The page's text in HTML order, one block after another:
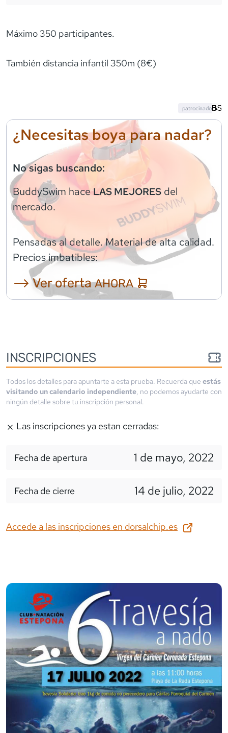
Máximo 350 participantes.
También distancia infantil 350m (8€)
¿Necesitas boya para nadar?
No sigas buscando:
BuddySwim haceLAS MEJORES del
mercado.
Pensadas al detalle. Material de alta calidad.
Precios imbatibles:
⟶ Ver ofertaAHORA
patrocinado
INSCRIPCIONES
Todos los detalles para apuntarte a esta prueba. Recuerda que estás
visitando un calendario independiente, no podemos ayudarte con
ningún detalle sobre tu inscripción personal.
Las inscripciones ya estan cerradas:
Fecha de apertura 1 de mayo, 2022
Fecha de cierre 14 de julio, 2022
Accede a las inscripciones en dorsalchip.es